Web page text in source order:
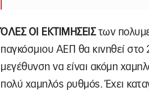
ΌΛΕΣ ΟΙ ΕΚΤΙΜΗΣΕΙΣτων
παγκόσμιου ΑΕΠ θα κινηθεί στο
μεγέθυνση να είναι ακόμη
πολύ χαμηλός ρυθμός. Έχει